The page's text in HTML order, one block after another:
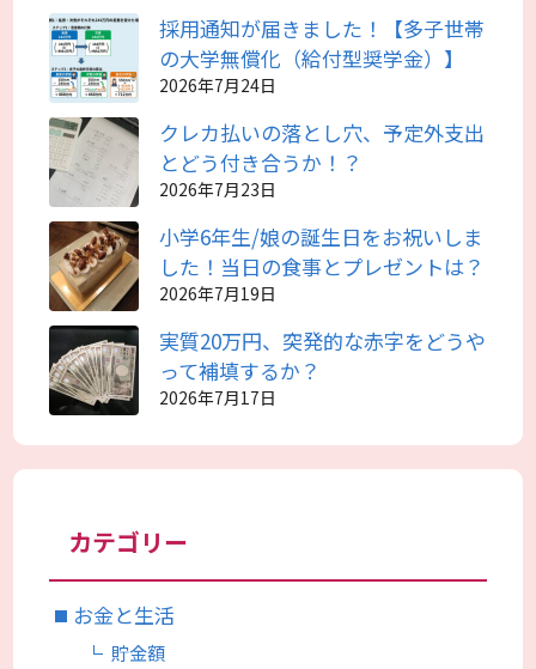
採用通知が届きました！【多子世帯
の大学無償化（給付型奨学金）】
2026年7月24日
クレカ払いの落とし穴、予定外支出
とどう付き合うか！？
2026年7月23日
小学6年生/娘の誕生日をお祝いしま
した！当日の食事とプレゼントは？
2026年7月19日
実質20万円、突発的な赤字をどうや
って補填するか？
2026年7月17日
カテゴリー
お金と生活
貯金額